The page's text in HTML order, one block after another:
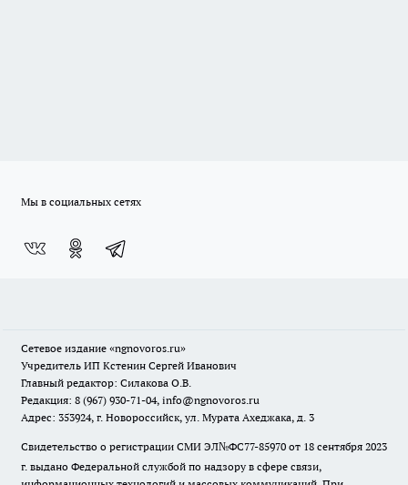
Мы в социальных сетях
Сетевое издание «ngnovoros.ru»
Учредитель ИП Кстенин Сергей Иванович
Главный редактор: Силакова О.В.
Редакция: 8 (967) 930-71-04, info@ngnovoros.ru
Адрес: 353924, г. Новороссийск, ул. Мурата Ахеджака, д. 3
Свидетельство о регистрации СМИ ЭЛ№ФС77-85970 от 18 сентября 2023
г. выдано Федеральной службой по надзору в сфере связи,